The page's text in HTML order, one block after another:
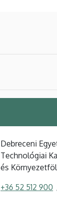
Debreceni
Technológiai
és
+36 52 512 900